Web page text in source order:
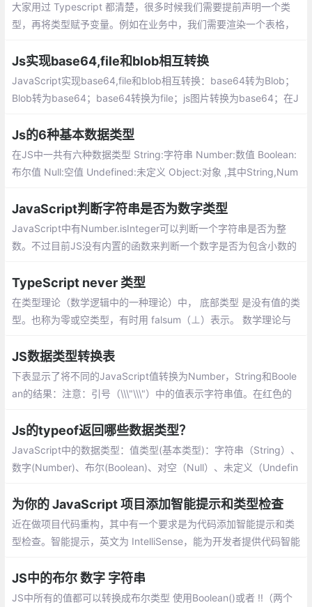
大家用过 Typescript 都清楚，很多时候我们需要提前声明一个类
型，再将类型赋予变量。例如在业务中，我们需要渲染一个表格，
Js实现base64,file和blob相互转换
JavaScript实现base64,file和blob相互转换：base64转为Blob；
Blob转为base64；base64转换为file；js图片转换为base64；在J
Js的6种基本数据类型
在JS中一共有六种数据类型 String:字符串 Number:数值 Boolean:
布尔值 Null:空值 Undefined:未定义 Object:对象 ,其中String,Num
数据类型
JavaScript判断字符串是否为数字类型
JavaScript中有Number.isInteger可以判断一个字符串是否为整
数。不过目前JS没有内置的函数来判断一个数字是否为包含小数的
TypeScript never 类型
在类型理论（数学逻辑中的一种理论）中， 底部类型 是没有值的类
型。也称为零或空类型，有时用 falsum（⊥）表示。 数学理论与
应用场景。
JS数据类型转换表
下表显示了将不同的JavaScript值转换为Number，String和Boole
an的结果：注意：引号（\\\"\\\"）中的值表示字符串值。在红色的
Js的typeof返回哪些数据类型？
JavaScript中的数据类型：值类型(基本类型)：字符串（String）、
数字(Number)、布尔(Boolean)、对空（Null）、未定义（Undefin
数(Function)。
为你的 JavaScript 项目添加智能提示和类型检查
近在做项目代码重构，其中有一个要求是为代码添加智能提示和类
型检查。智能提示，英文为 IntelliSense，能为开发者提供代码智能
码。
JS中的布尔 数字 字符串
JS中所有的值都可以转换成布尔类型 使用Boolean()或者 !!（两个